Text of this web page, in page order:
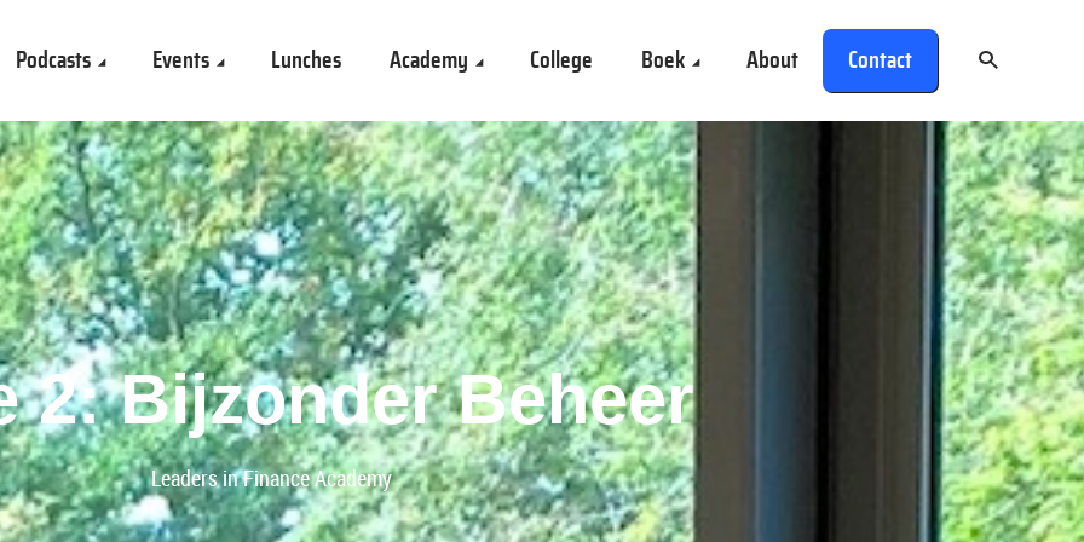
Podcasts Events Lunches Academy College Boek About Contact
2: Bijzonder Beheer
Leaders in Finance Academy